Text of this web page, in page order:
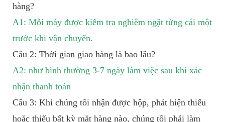
hàng?
A1: Mỗi máy được kiểm tra nghiêm ngặt từng cái một
trước khi vận chuyển.
Câu 2: Thời gian giao hàng là bao lâu?
A2: như bình thường 3-7 ngày làm việc sau khi xác
nhận thanh toán
Câu 3: Khi chúng tôi nhận được hộp, phát hiện thiếu
hoặc thiếu bất kỳ mặt hàng nào, chúng tôi phải làm